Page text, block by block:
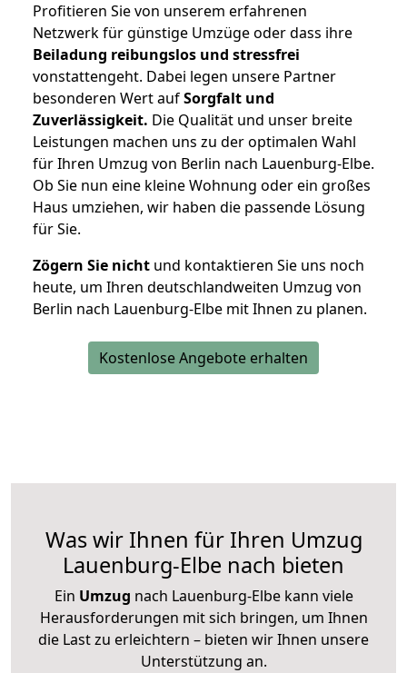
Profitieren Sie von unserem erfahrenen
Netzwerk für günstige Umzüge oder dass ihre
Beiladung reibungslos und stressfrei
vonstattengeht. Dabei legen unsere Partner
besonderen Wert aufSorgfalt und
Zuverlässigkeit. Die Qualität und unser breite
Leistungen machen uns zu der optimalen Wahl
für Ihren Umzug von Berlin nach Lauenburg-Elbe.
Ob Sie nun eine kleine Wohnung oder ein großes
Haus umziehen, wir haben die passende Lösung
für Sie.
Zögern Sie nicht und kontaktieren Sie uns noch
heute, um Ihren deutschlandweiten Umzug von
Berlin nach Lauenburg-Elbe mit Ihnen zu planen.
Kostenlose Angebote erhalten
Was wir Ihnen für Ihren Umzug
Lauenburg-Elbe nach bieten
Ein Umzug nach Lauenburg-Elbe kann viele
Herausforderungen mit sich bringen, um Ihnen
die Last zu erleichtern – bieten wir Ihnen unsere
Unterstützung an.